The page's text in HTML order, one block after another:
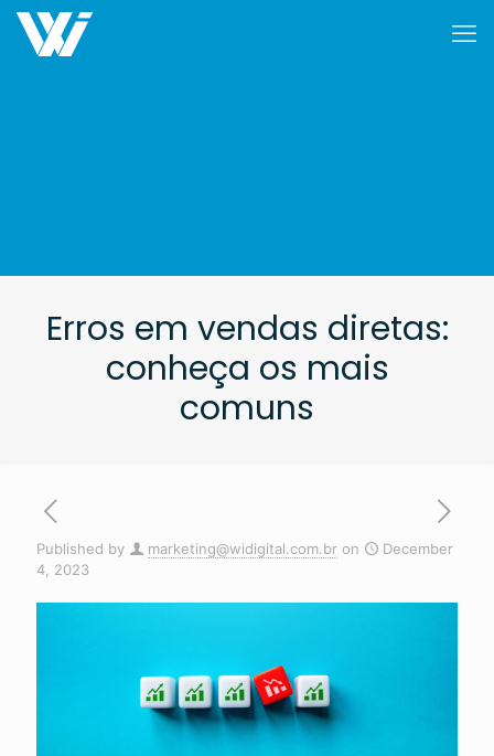
Erros em vendas diretas:
conheça os mais
comuns
Published by marketing@widigital.com.br on
December
4, 2023